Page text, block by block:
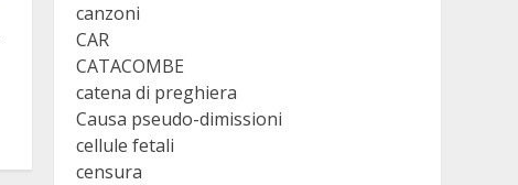
canzoni
CAR
CATACOMBE
catena di preghiera
Causa pseudo-dimissioni
cellule fetali
censura